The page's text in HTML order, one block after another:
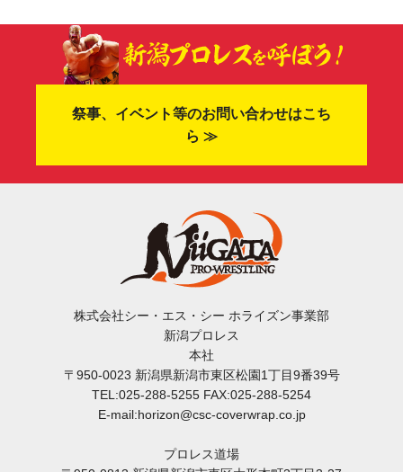
祭事、イベント等のお問い合わせはこち
ら ≫
株式会社シー・エス・シー ホライズン事業部
新潟プロレス
本社
〒950-0023 新潟県新潟市東区松園1丁目9番39号
TEL:025-288-5255 FAX:025-288-5254
E-mail:horizon@csc-coverwrap.co.jp
プロレス道場